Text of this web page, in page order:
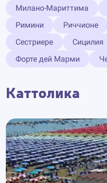
Милано-Мариттима
Римини
Риччионе
Сестриере
Сицилия
Форте дей Марми
Каттолика